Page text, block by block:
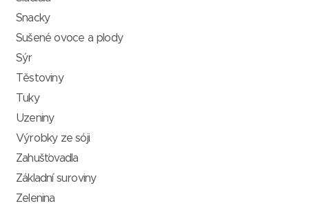
Snacky
Sušené ovoce a plody
Sýr
Těstoviny
Tuky
Uzeniny
Výrobky ze sóji
Zahušťovadla
Základní suroviny
Zelenina